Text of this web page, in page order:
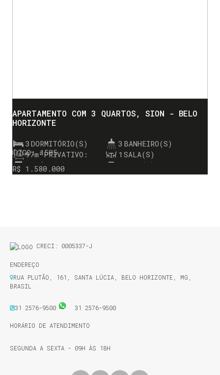
1505
APARTAMENTO COM 3 QUARTOS, SION - BELO
HORIZONTE
R$ 1.580.000
3 DORMITÓRIO(S) 3 BANHEIRO(S)
PRIVATIVO:
97m² 1 SALA(S)
3
SUÍTE(S) VAGA(S)
CRECI: 0005337-J
ENDEREÇO
RUA PLUTÃO
161 SANTA LÚCIA BELO HORIZONTE MG
BRASIL
31 2576-9500 31 2576-9500
HORÁRIO DE ATENDIMENTO
SEGUNDA A SEXTA - 09H ÀS 18H